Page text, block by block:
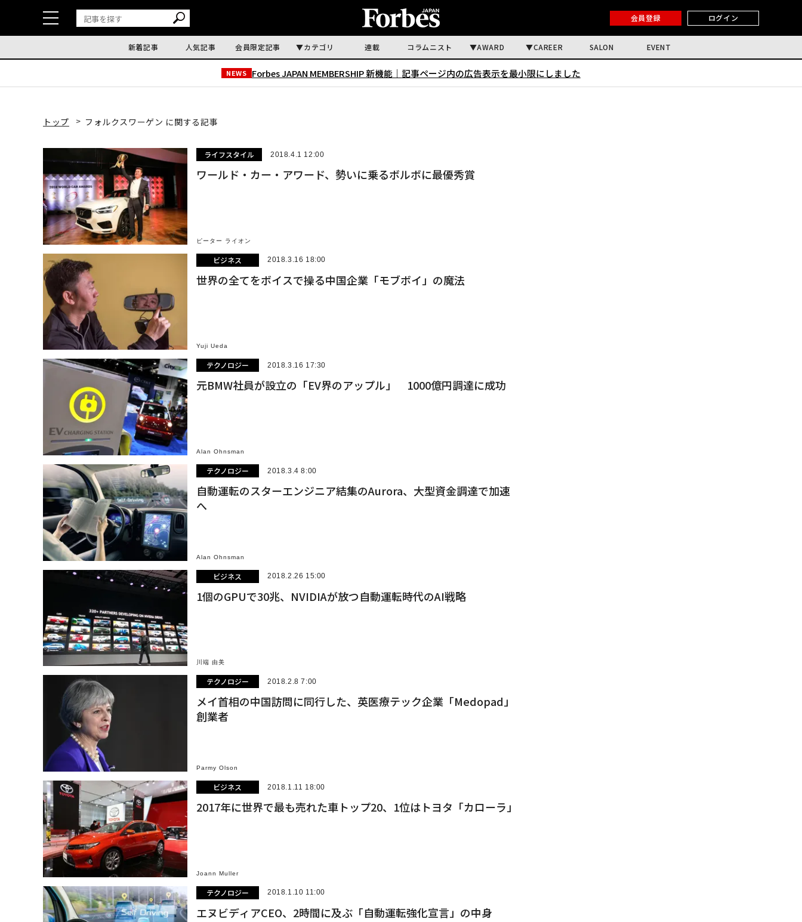
会員登録 ログイン
新着記事 人気記事 会員限定記事 カテゴリ 連載 コラムニスト AWARD CAREER SALON EVENT
NEWS Forbes JAPAN MEMBERSHIP 新機能｜ 記事ページ内の広告表示を最小限にしました
トップ フォルクスワーゲン に関する記事
ライフスタイル 2018.4.1 12:00
ワールド・カー・アワード、勢いに乗るボルボに最優秀賞
ピーター ライオン
ビジネス 2018.3.16 18:00
世界の全てをボイスで操る中国企業「モブボイ」の魔法
Yuji Ueda
テクノロジー 2018.3.16 17:30
元BMW社員が設立の「EV界のアップル」 1000億円調達に成功
Alan Ohnsman
テクノロジー 2018.3.4 8:00
自動運転のスターエンジニア結集のAurora、大型資金調達で加速
へ
Alan Ohnsman
ビジネス 2018.2.26 15:00
1個のGPUで30兆、NVIDIAが放つ自動運転時代のAI戦略
川端 由美
テクノロジー 2018.2.8 7:00
メイ首相の中国訪問に同行した、英医療テック企業「Medopad」
創業者
Parmy Olson
ビジネス 2018.1.11 18:00
2017年に世界で最も売れた車トップ20、1位はトヨタ「カローラ」
Joann Muller
テクノロジー 2018.1.10 11:00
エヌビディアCEO、2時間に及ぶ「自動運転強化宣言」の中身